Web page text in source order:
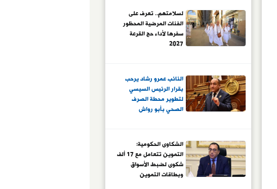
ويجبره على التصالح
بسبب التهديد بالحبس
لسلامتهم.. تعرف على
الفئات المرضية المحظور
سفرها لأداء حج القرعة
2027
النائب عمرو رشاد يرحب
بقرار الرئيس السيسي
لتطوير محطة الصرف
الصحي بأبو رواش
الشكاوى الحكومية:
التموين تتعامل مع 17 ألف
شكوى لضبط الأسواق
وبطاقات التموين